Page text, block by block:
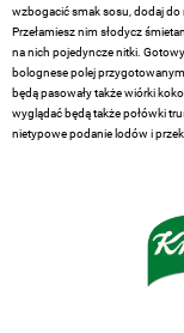
wzbogacić smak sosu, dodaj do
Przełamiesz nim słodycz
na nich pojedyncze nitki.
bolognese polej
będą pasowały także wiórki
wyglądać będą także połówki
nietypowe podanie lodów i